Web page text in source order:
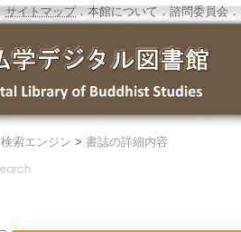
サイトマップ．本館について ． 諮問委員会 ．
検索エンジン > 書誌の詳細内容